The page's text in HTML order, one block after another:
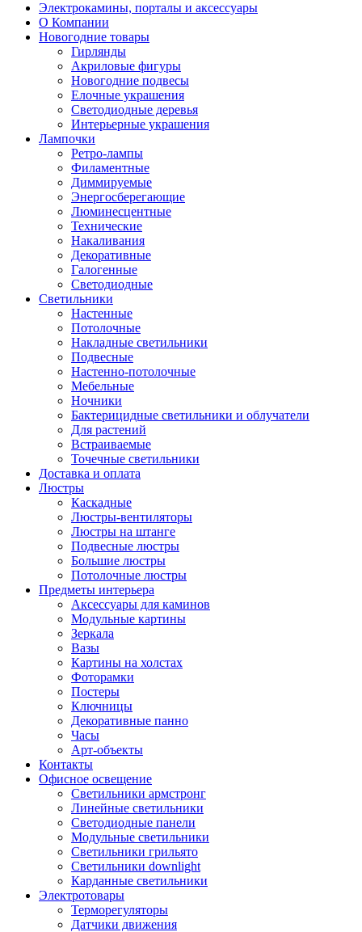
Электрокамины, порталы и аксессуары
О Компании
Новогодние товары
Гирлянды
Акриловые фигуры
Новогодние подвесы
Елочные украшения
Светодиодные деревья
Интерьерные украшения
Лампочки
Ретро-лампы
Филаментные
Диммируемые
Энергосберегающие
Люминесцентные
Технические
Накаливания
Декоративные
Галогенные
Светодиодные
Светильники
Настенные
Потолочные
Накладные светильники
Подвесные
Настенно-потолочные
Мебельные
Ночники
Бактерицидные светильники и облучатели
Для растений
Встраиваемые
Точечные светильники
Доставка и оплата
Люстры
Каскадные
Люстры-вентиляторы
Люстры на штанге
Подвесные люстры
Большие люстры
Потолочные люстры
Предметы интерьера
Аксессуары для каминов
Модульные картины
Зеркала
Вазы
Картины на холстах
Фоторамки
Постеры
Ключницы
Декоративные панно
Часы
Арт-объекты
Контакты
Офисное освещение
Светильники армстронг
Линейные светильники
Светодиодные панели
Модульные светильники
Светильники грильято
Светильники downlight
Карданные светильники
Электротовары
Терморегуляторы
Датчики движения